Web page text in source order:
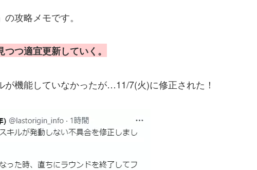
の攻略メモです。
つ適宜更新していく。
機能していなかったが…11/7(火)に修正された！